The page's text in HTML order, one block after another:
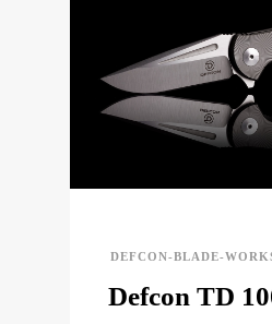
DEFCON-BLADE-
Defcon TD